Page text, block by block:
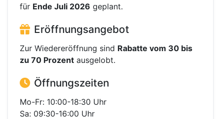
für Ende Juli 2026 geplant.
Eröffnungsangebot
Zur Wiedereröffnung sind Rabatte vom 30 bis
zu 70 Prozent ausgelobt.
Öffnungszeiten
Mo-Fr: 10:00-18:30 Uhr
Sa: 09:30-16:00 Uhr